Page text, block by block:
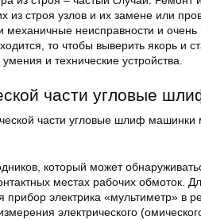
из строя узлов и их замене или
механичные неисправности и очень
то чтобы выверить якорь и
и технические устройства.
части угловые
части угловые шлиф машинки
который может
местах рабочих обмоток.
прибор электрика «мультиметр» в
электрического